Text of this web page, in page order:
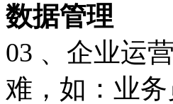
数据管理
03 、企业运
难，如：业